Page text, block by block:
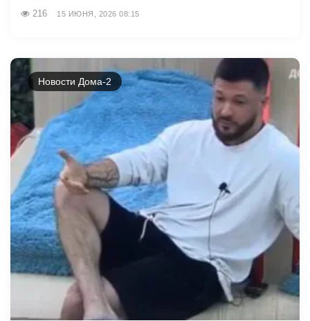
216 15 ИЮНЯ, 2026 08:15
Новости Дома-2